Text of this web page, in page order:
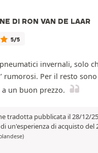
DI RON VAN DE LAAR
5/5
invernali, solo
rumorosi. Per il resto
un buon prezzo.
tradotta pubblicata il 28/12/
un'esperienza di acquisto del